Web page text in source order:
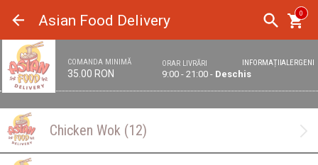
Asian Food Delivery 0
COMANDA MINIMĂ
35.00 RON
INFORMAȚIIALERGENI
ORAR LIVRĂRI
9:00 - 21:00 - Deschis
Chicken Wok (12)